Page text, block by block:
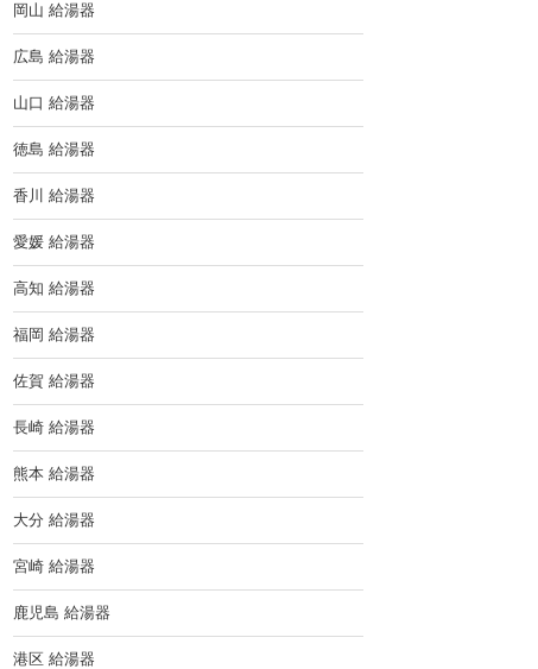
岡山 給湯器
広島 給湯器
山口 給湯器
徳島 給湯器
香川 給湯器
愛媛 給湯器
高知 給湯器
福岡 給湯器
佐賀 給湯器
長崎 給湯器
熊本 給湯器
大分 給湯器
宮崎 給湯器
鹿児島 給湯器
港区 給湯器